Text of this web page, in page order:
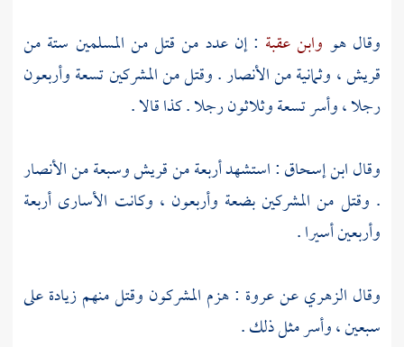
وقال هو وابن عقبة : إن عدد من قتل من المسلمين ستة من
قريش ، وثمانية منالأنصار. وقتل من المشركين تسعة وأربعون
رجلا ، وأسر تسعة وثلاثون رجلا . كذا قالا .
وقالابن إسحاق: استشهد أربعة منقريشوسبعة منالأنصار
. وقتل من المشركين بضعة وأربعون ، وكانت الأسارى أربعة
وأربعين أسيرا .
وقال الزهريعنعروة : هزم المشركون وقتل منهم زيادة على
سبعين ، وأسر مثل ذلك .